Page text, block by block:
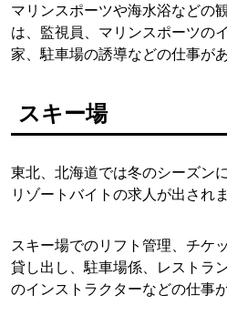
マリンスポーツや海水浴などの
は、監視員、マリンスポーツの
家、駐車場の誘導などの仕事があ
スキー場
東北、北海道では冬のシーズン
リゾートバイトの求人が出されま
スキー場でのリフト管理、チケ
貸し出し、駐車場係、レストラ
のインストラクターなどの仕事